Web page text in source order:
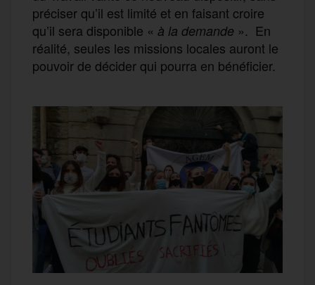
préciser qu’il est limité et en faisant croire
qu’il sera disponible « à la demande ». En
réalité, seules les missions locales auront le
pouvoir de décider qui pourra en bénéficier.